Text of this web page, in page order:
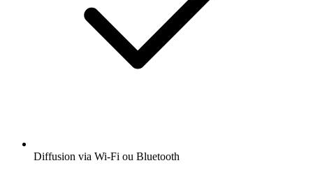
Diffusion via Wi-Fi ou Bluetooth